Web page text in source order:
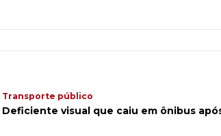
Transporte público
Deficiente visual que caiu em ônibus